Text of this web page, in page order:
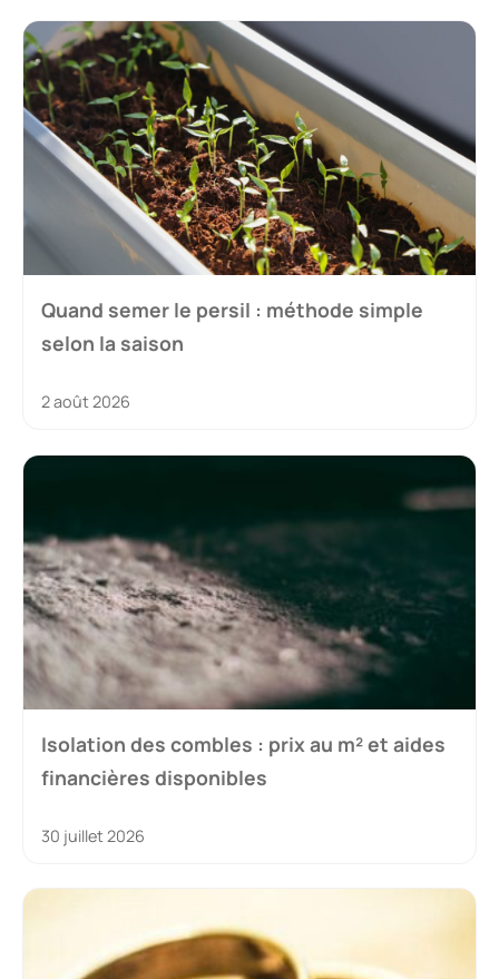
Quand semer le persil : méthode simple
selon la saison
2 août 2026
Isolation des combles : prix au m² et aides
financières disponibles
30 juillet 2026